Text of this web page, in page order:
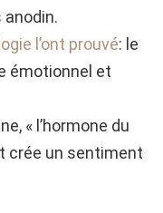
anodin.
l’ont prouvé: le
émotionnel et
« l’hormone du
crée un sentiment